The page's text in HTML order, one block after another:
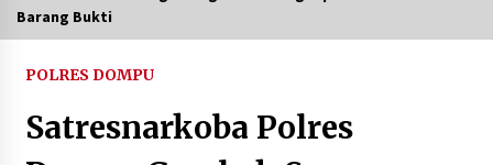
Aksi Penggerebekan Pengedar Sabu di Dompu,
Ketegangan Memuncak di Kampung Bebas Dari
Narkoba
2 tahun ago
Polsek Kempo Serahkan ODGJ ke Ketua DPRD
Dompu untuk Dirujuk ke RSJ
Barang Bukti
POLRES DOMPU
Satresnarkoba Polres